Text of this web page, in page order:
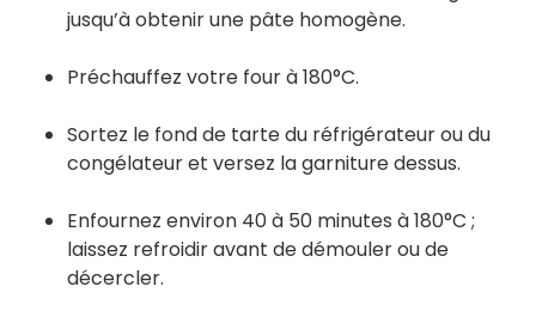
jusqu’à obtenir une pâte homogène.
Préchauffez votre four à 180°C.
Sortez le fond de tarte du réfrigérateur ou du
congélateur et versez la garniture dessus.
Enfournez environ 40 à 50 minutes à 180°C ;
laissez refroidir avant de démouler ou de
décercler.